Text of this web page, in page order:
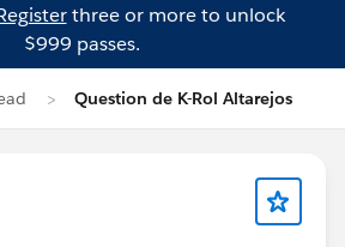
three or more to unlock
$999 passes.
Question de K-Rol Altarejos